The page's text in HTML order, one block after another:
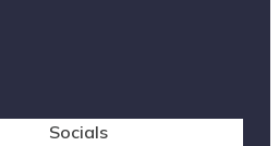
Socials